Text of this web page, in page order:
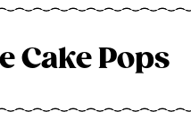
Cake Pops